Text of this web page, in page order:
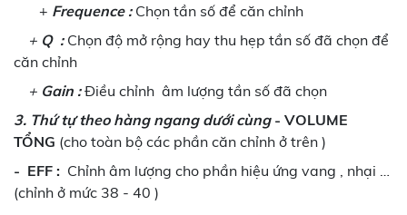
+ Frequence :Chọn tần số để căn chỉnh
+ Q : Chọn độ mở rộng hay thu hẹp tần số đã chọn để
căn chỉnh
+ Gain :Điều chỉnh âm lượng tần số đã chọn
3. Thứ tự theo hàng ngang dưới cùng- VOLUME
TỔNG (cho toàn bộ các phần căn chỉnh ở trên )
- EFF : Chỉnh âm lượng cho phần hiệu ứng vang , nhại …
(chỉnh ở mức 38 - 40 )